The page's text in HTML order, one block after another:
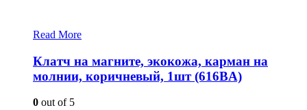
Read More
Клатч на магните, экокожа, карман на
молнии, коричневый, 1шт (616BA)
0 out of 5